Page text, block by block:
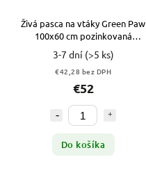
Živá pasca na vtáky Green Paw
100x60 cm pozinkovaná
ZELENÁ
3-7 dní (>5 ks)
€42,28 bez DPH
€52
Do košíka